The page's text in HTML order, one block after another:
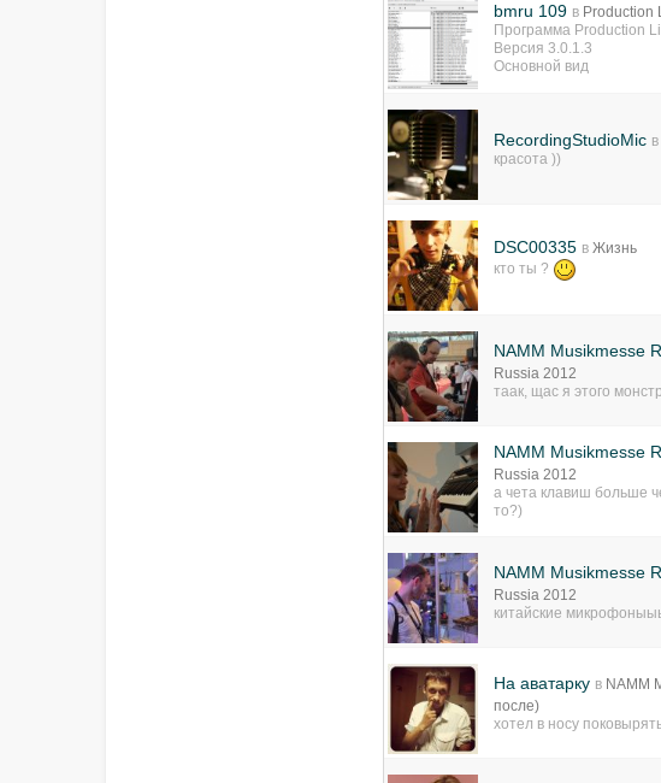
bmru 109 в Production
Программа Production
Версия 3.0.1.3
Основной вид
RecordingStudioMic в
красота ))
DSC00335 в Жизнь
кто ты ?
NAMM Musikmesse
Russia 2012
таак, щас я этого
NAMM Musikmesse
Russia 2012
а чета клавиш больше
то?)
NAMM Musikmesse
Russia 2012
китайские
На аватарку в NAMM
после)
хотел в носу